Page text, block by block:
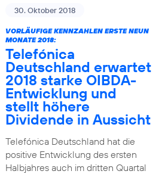
30. Oktober 2018
VORLÄUFIGE KENNZAHLEN ERSTE NEUN
MONATE 2018:
Telefónica
Deutschland erwartet
2018 starke OIBDA-
Entwicklung und
stellt höhere
Dividende in Aussicht
Telefónica Deutschland hat die
positive Entwicklung des ersten
Halbjahres auch im dritten Quartal